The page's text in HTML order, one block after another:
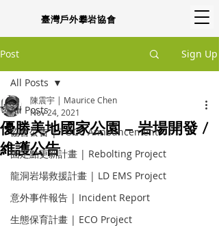
臺灣戶外攀岩協會
Post Sign Up
All Posts
協會公告 | TOCC Announcement
固定點更新計畫 | Rebolting Project
龍洞岩場救援計畫 | LD EMS Project
意外事件報告 | Incident Report
生態保育計畫 | ECO Project
All Posts
優勝美地國家公園 – 岩場開發 /
維護公告
陳震宇 | Maurice Chen
Nov 24, 2021